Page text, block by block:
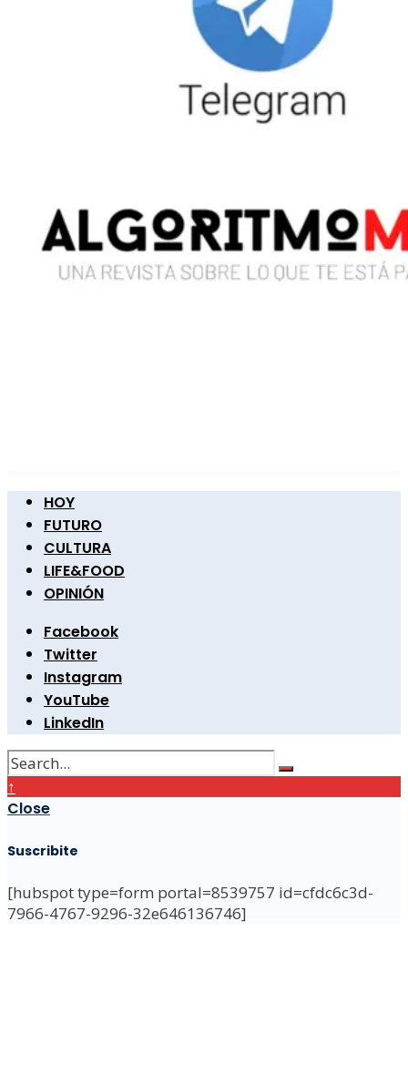
HOY
FUTURO
CULTURA
LIFE&FOOD
OPINIÓN
Facebook
Twitter
Instagram
YouTube
LinkedIn
↑
Close
Suscribite
[hubspot type=form portal=8539757 id=cfdc6c3d-
7966-4767-9296-32e646136746]